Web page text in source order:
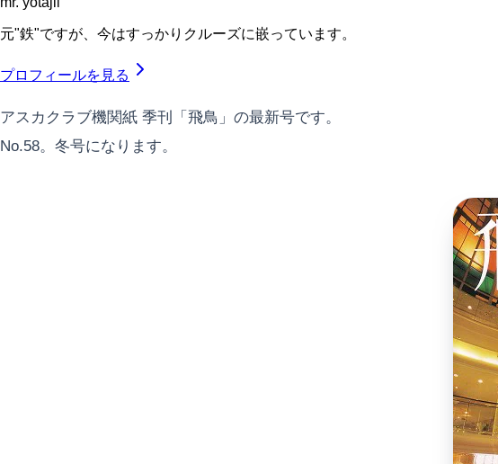
元"鉄"ですが、今はすっかりクルーズに嵌っています。
プロフィールを見る
アスカクラブ機関紙 季刊「飛鳥」の最新号です。
No.58。冬号になります。